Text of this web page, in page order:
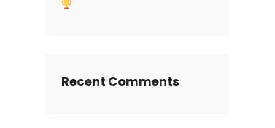
Recent Comments